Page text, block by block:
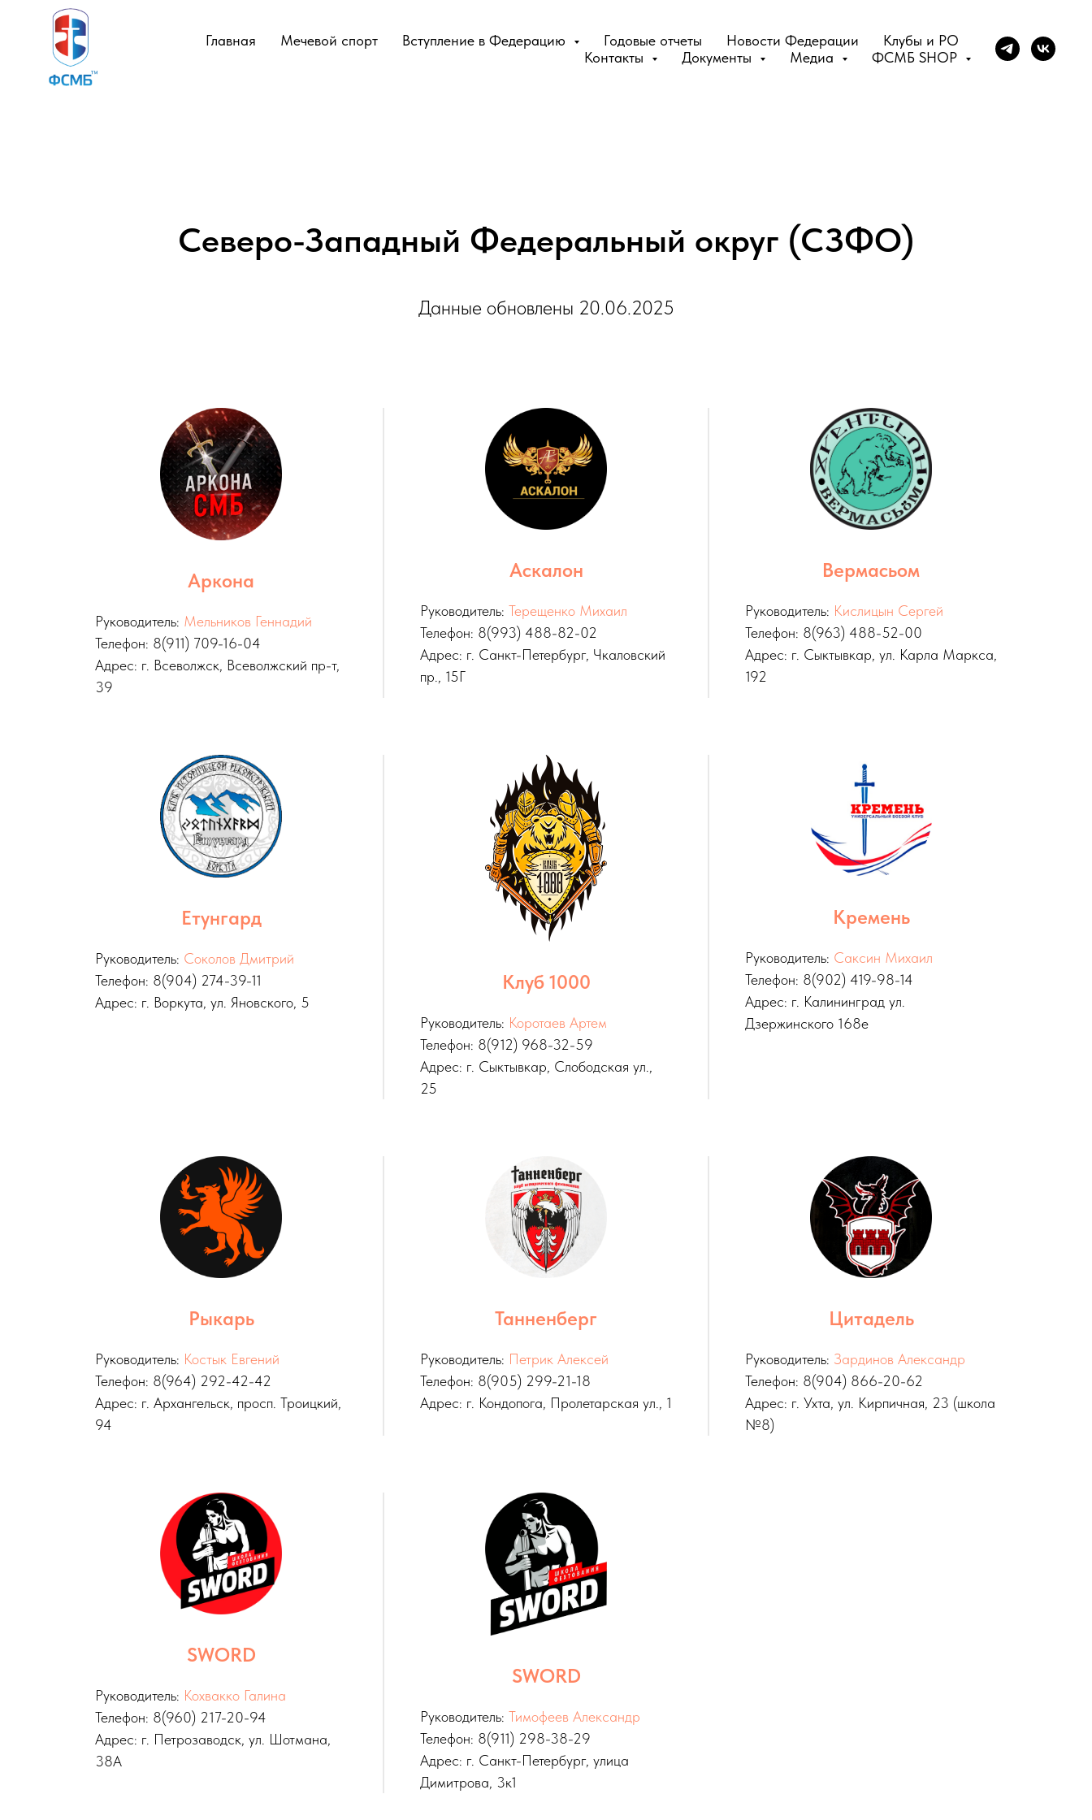
Главная Мечевой спорт Вступление в Федерацию Годовые отчеты Новости Федерации
Клубы и РО
Контакты
Документы Медиа ФСМБ SHOP
Северо-Западный Федеральный округ (СЗФО)
Данные обновлены 20.06.2025
Аркона
Руководитель: Мельников Геннадий
Телефон: 8(911) 709-16-04
Адрес: г. Всеволжск, Всеволжский пр-т,
39
Аскалон
Руководитель: Терещенко Михаил
Телефон: 8(993) 488-82-02
Адрес: г. Санкт-Петербург, Чкаловский
пр., 15Г
Вермасьом
Руководитель: Кислицын Сергей
Телефон: 8(963) 488-52-00
Адрес: г. Сыктывкар, ул. Карла Маркса,
192
Етунгард
Руководитель: Соколов Дмитрий
Телефон: 8(904) 274-39-11
Адрес: г. Воркута, ул. Яновского, 5
Клуб 1000
Руководитель: Коротаев Артем
Телефон: 8(912) 968-32-59
Адрес: г. Сыктывкар, Слободская ул.,
25
Кремень
Руководитель: Саксин Михаил
Телефон: 8(902) 419-98-14
Адрес: г. Калининград ул.
Дзержинского 168е
Рыкарь
Руководитель: Костык Евгений
Телефон: 8(964) 292-42-42
Адрес: г. Архангельск, просп. Троицкий,
94
Танненберг
Руководитель: Петрик Алексей
Телефон: 8(905) 299-21-18
Адрес: г. Кондопога, Пролетарская ул., 1
Цитадель
Руководитель: Зардинов Александр
Телефон: 8(904) 866-20-62
Адрес: г. Ухта, ул. Кирпичная, 23 (школа
№8)
SWORD
Руководитель: Кохвакко Галина
Телефон: 8(960) 217-20-94
Адрес: г. Петрозаводск, ул. Шотмана,
38А
SWORD
Руководитель: Тимофеев Александр
Телефон: 8(911) 298-38-29
Адрес: г. Санкт-Петербург, улица
Димитрова, 3к1